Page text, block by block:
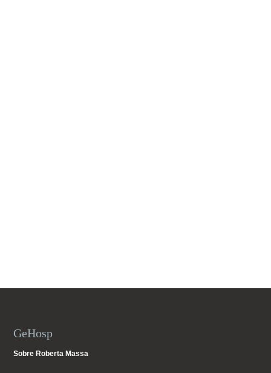
GeHosp
Sobre Roberta Massa